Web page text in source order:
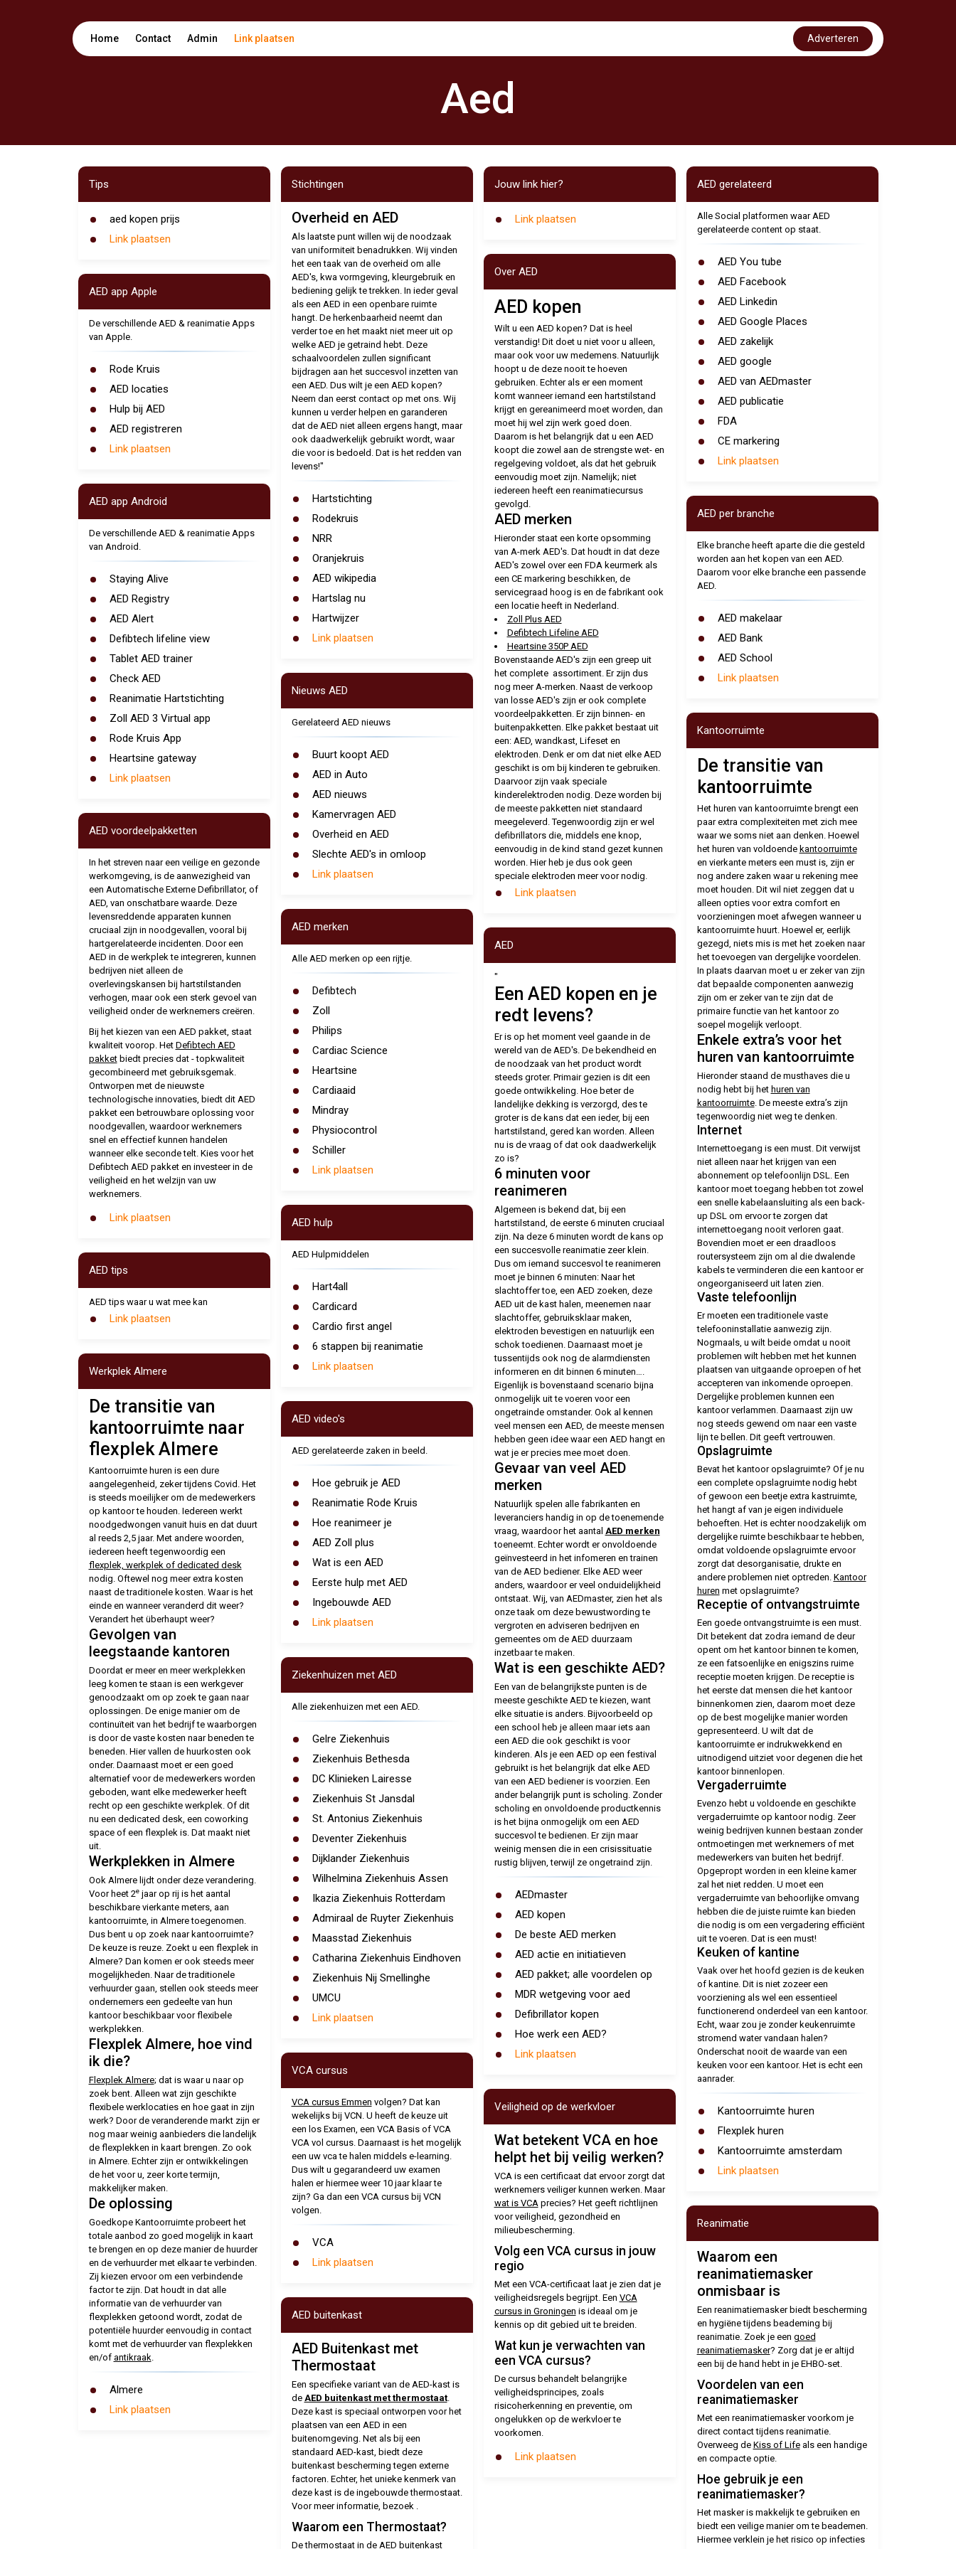
Home Contact Admin Link plaatsen Adverteren
Aed
Tips
aed kopen prijs
Link plaatsen
AED app Apple
De verschillende AED & reanimatie Apps
van Apple.
Rode Kruis
AED locaties
Hulp bij AED
AED registreren
Link plaatsen
AED app Android
De verschillende AED & reanimatie Apps
van Android.
Staying Alive
AED Registry
AED Alert
Defibtech lifeline view
Tablet AED trainer
Check AED
Reanimatie Hartstichting
Zoll AED 3 Virtual app
Rode Kruis App
Heartsine gateway
Link plaatsen
AED voordeelpakketten
In het streven naar een veilige en gezonde
werkomgeving, is de aanwezigheid van
een Automatische Externe Defibrillator, of
AED, van onschatbare waarde. Deze
levensreddende apparaten kunnen
cruciaal zijn in noodgevallen, vooral bij
hartgerelateerde incidenten. Door een
AED in de werkplek te integreren, kunnen
bedrijven niet alleen de
overlevingskansen bij hartstilstanden
verhogen, maar ook een sterk gevoel van
veiligheid onder de werknemers creëren.
Bij het kiezen van een AED pakket, staat
kwaliteit voorop. Het Defibtech AED
pakketbiedt precies dat - topkwaliteit
gecombineerd met gebruiksgemak.
Ontworpen met de nieuwste
technologische innovaties, biedt dit AED
pakket een betrouwbare oplossing voor
noodgevallen, waardoor werknemers
snel en effectief kunnen handelen
wanneer elke seconde telt. Kies voor het
Defibtech AED pakket en investeer in de
veiligheid en het welzijn van uw
werknemers.
Link plaatsen
AED tips
AED tips waar u wat mee kan
Link plaatsen
Werkplek Almere
De transitie van
kantoorruimte naar
flexplek Almere
Kantoorruimte huren is een dure
aangelegenheid, zeker tijdens Covid. Het
is steeds moeilijker om de medewerkers
op kantoor te houden. Iedereen werkt
noodgedwongen vanuit huis en dat duurt
al reeds 2,5 jaar. Met andere woorden,
iedereen heeft tegenwoordig een
flexplek, werkplek of dedicated desk
nodig. Oftewel nog meer extra kosten
naast de traditionele kosten. Waar is het
einde en wanneer veranderd dit weer?
Verandert het überhaupt weer?
Gevolgen van
leegstaande kantoren
Doordat er meer en meer werkplekken
leeg komen te staan is een werkgever
genoodzaakt om op zoek te gaan naar
oplossingen. De enige manier om de
continuïteit van het bedrijf te waarborgen
is door de vaste kosten naar beneden te
beneden. Hier vallen de huurkosten ook
onder. Daarnaast moet er een goed
alternatief voor de medewerkers worden
geboden, want elke medewerker heeft
recht op een geschikte werkplek. Of dit
nu een dedicated desk, een coworking
space of een flexplek is. Dat maakt niet
uit.
Werkplekken in Almere
Ook Almere lijdt onder deze verandering.
Voor heet 2ejaar op rij is het aantal
beschikbare vierkante meters, aan
kantoorruimte, in Almere toegenomen.
Dus bent u op zoek naar kantoorruimte?
De keuze is reuze. Zoekt u een flexplek in
Almere? Dan komen er ook steeds meer
mogelijkheden. Naar de traditionele
verhuurder gaan, stellen ook steeds meer
ondernemers een gedeelte van hun
kantoor beschikbaar voor flexibele
werkplekken.
Flexplek Almere, hoe vind
ik die?
Flexplek Almere; dat is waar u naar op
zoek bent. Alleen wat zijn geschikte
flexibele werklocaties en hoe gaat in zijn
werk? Door de veranderende markt zijn er
nog maar weinig aanbieders die landelijk
de flexplekken in kaart brengen. Zo ook
in Almere. Echter zijn er ontwikkelingen
de het voor u, zeer korte termijn,
makkelijker maken.
De oplossing
Goedkope Kantoorruimte probeert het
totale aanbod zo goed mogelijk in kaart
te brengen en op deze manier de huurder
en de verhuurder met elkaar te verbinden.
Zij kiezen ervoor om een verbindende
factor te zijn. Dat houdt in dat alle
informatie van de verhuurder van
flexplekken getoond wordt, zodat de
potentiële huurder eenvoudig in contact
komt met de verhuurder van flexplekken
en/of antikraak.
Almere
Link plaatsen
Stichtingen
Overheid en AED
Als laatste punt willen wij de noodzaak
van uniformiteit benadrukken. Wij vinden
het een taak van de overheid om alle
AED's, kwa vormgeving, kleurgebruik en
bediening gelijk te trekken. In ieder geval
als een AED in een openbare ruimte
hangt. De herkenbaarheid neemt dan
verder toe en het maakt niet meer uit op
welke AED je getraind hebt. Deze
schaalvoordelen zullen significant
bijdragen aan het succesvol inzetten van
een AED. Dus wilt je een AED kopen?
Neem dan eerst contact op met ons. Wij
kunnen u verder helpen en garanderen
dat de AED niet alleen ergens hangt, maar
ook daadwerkelijk gebruikt wordt, waar
die voor is bedoeld. Dat is het redden van
levens!"
Hartstichting
Rodekruis
NRR
Oranjekruis
AED wikipedia
Hartslag nu
Hartwijzer
Link plaatsen
Nieuws AED
Gerelateerd AED nieuws
Buurt koopt AED
AED in Auto
AED nieuws
Kamervragen AED
Overheid en AED
Slechte AED's in omloop
Link plaatsen
AED merken
Alle AED merken op een rijtje.
Defibtech
Zoll
Philips
Cardiac Science
Heartsine
Cardiaaid
Mindray
Physiocontrol
Schiller
Link plaatsen
AED hulp
AED Hulpmiddelen
Hart4all
Cardicard
Cardio first angel
6 stappen bij reanimatie
Link plaatsen
AED video's
AED gerelateerde zaken in beeld.
Hoe gebruik je AED
Reanimatie Rode Kruis
Hoe reanimeer je
AED Zoll plus
Wat is een AED
Eerste hulp met AED
Ingebouwde AED
Link plaatsen
Ziekenhuizen met AED
Alle ziekenhuizen met een AED.
Gelre Ziekenhuis
Ziekenhuis Bethesda
DC Klinieken Lairesse
Ziekenhuis St Jansdal
St. Antonius Ziekenhuis
Deventer Ziekenhuis
Dijklander Ziekenhuis
Wilhelmina Ziekenhuis Assen
Ikazia Ziekenhuis Rotterdam
Admiraal de Ruyter Ziekenhuis
Maasstad Ziekenhuis
Catharina Ziekenhuis Eindhoven
Ziekenhuis Nij Smellinghe
UMCU
Link plaatsen
VCA cursus
VCA cursus Emmen volgen? Dat kan
wekelijks bij VCN. U heeft de keuze uit
een los Examen, een VCA Basis of VCA
VCA vol cursus. Daarnaast is het mogelijk
een uw vca te halen middels e-learning.
Dus wilt u gegarandeerd uw examen
halen er hiermee weer 10 jaar klaar te
zijn? Ga dan een VCA cursus bij VCN
volgen.
VCA
Link plaatsen
AED buitenkast
AED Buitenkast met
Thermostaat
Een specifieke variant van de AED-kast is
de AED buitenkast met thermostaat.
Deze kast is speciaal ontworpen voor het
plaatsen van een AED in een
buitenomgeving. Net als bij een
standaard AED-kast, biedt deze
buitenkast bescherming tegen externe
factoren. Echter, het unieke kenmerk van
deze kast is de ingebouwde thermostaat.
Voor meer informatie, bezoek .
Waarom een Thermostaat?
De thermostaat in de AED buitenkast
Jouw link hier?
Link plaatsen
Over AED
AED kopen
Wilt u een AED kopen? Dat is heel
verstandig! Dit doet u niet voor u alleen,
maar ook voor uw medemens. Natuurlijk
hoopt u de deze nooit te hoeven
gebruiken. Echter als er een moment
komt wanneer iemand een hartstilstand
krijgt en gereanimeerd moet worden, dan
moet hij wel zijn werk goed doen.
Daarom is het belangrijk dat u een AED
koopt die zowel aan de strengste wet- en
regelgeving voldoet, als dat het gebruik
eenvoudig moet zijn. Namelijk; niet
iedereen heeft een reanimatiecursus
gevolgd.
AED merken
Hieronder staat een korte opsomming
van A-merk AED's. Dat houdt in dat deze
AED's zowel over een FDA keurmerk als
een CE markering beschikken, de
servicegraad hoog is en de fabrikant ook
een locatie heeft in Nederland.
Zoll Plus AED
Defibtech Lifeline AED
Heartsine 350P AED
Bovenstaande AED's zijn een greep uit
het complete assortiment. Er zijn dus
nog meer A-merken. Naast de verkoop
van losse AED's zijn er ook complete
voordeelpakketten. Er zijn binnen- en
buitenpakketten. Elke pakket bestaat uit
een: AED, wandkast, Lifeset en
elektroden. Denk er om dat niet elke AED
geschikt is om bij kinderen te gebruiken.
Daarvoor zijn vaak speciale
kinderelektroden nodig. Deze worden bij
de meeste pakketten niet standaard
meegeleverd. Tegenwoordig zijn er wel
defibrillators die, middels ene knop,
eenvoudig in de kind stand gezet kunnen
worden. Hier heb je dus ook geen
speciale elektroden meer voor nodig.
Link plaatsen
AED
"
Een AED kopen en je
redt levens?
Er is op het moment veel gaande in de
wereld van de AED's. De bekendheid en
de noodzaak van het product wordt
steeds groter. Primair gezien is dit een
goede ontwikkeling. Hoe beter de
landelijke dekking is verzorgd, des te
groter is de kans dat een ieder, bij een
hartstilstand, gered kan worden. Alleen
nu is de vraag of dat ook daadwerkelijk
zo is?
6 minuten voor
reanimeren
Algemeen is bekend dat, bij een
hartstilstand, de eerste 6 minuten cruciaal
zijn. Na deze 6 minuten wordt de kans op
een succesvolle reanimatie zeer klein.
Dus om iemand succesvol te reanimeren
moet je binnen 6 minuten: Naar het
slachtoffer toe, een AED zoeken, deze
AED uit de kast halen, meenemen naar
slachtoffer, gebruiksklaar maken,
elektroden bevestigen en natuurlijk een
schok toedienen. Daarnaast moet je
tussentijds ook nog de alarmdiensten
informeren en dit binnen 6 minuten….
Eigenlijk is bovenstaand scenario bijna
onmogelijk uit te voeren voor een
ongetrainde omstander. Ook al kennen
veel mensen een AED, de meeste mensen
hebben geen idee waar een AED hangt en
wat je er precies mee moet doen.
Gevaar van veel AED
merken
Natuurlijk spelen alle fabrikanten en
leveranciers handig in op de toenemende
vraag, waardoor het aantal AED merken
toeneemt. Echter wordt er onvoldoende
geïnvesteerd in het infomeren en trainen
van de AED bediener. Elke AED weer
anders, waardoor er veel onduidelijkheid
ontstaat. Wij, van AEDmaster, zien het als
onze taak om deze bewustwording te
vergroten en adviseren bedrijven en
gemeentes om de AED duurzaam
inzetbaar te maken.
Wat is een geschikte AED?
Een van de belangrijkste punten is de
meeste geschikte AED te kiezen, want
elke situatie is anders. Bijvoorbeeld op
een school heb je alleen maar iets aan
een AED die ook geschikt is voor
kinderen. Als je een AED op een festival
gebruikt is het belangrijk dat elke AED
van een AED bediener is voorzien. Een
ander belangrijk punt is scholing. Zonder
scholing en onvoldoende productkennis
is het bijna onmogelijk om een AED
succesvol te bedienen. Er zijn maar
weinig mensen die in een crisissituatie
rustig blijven, terwijl ze ongetraind zijn.
AEDmaster
AED kopen
De beste AED merken
AED actie en initiatieven
AED pakket; alle voordelen op
MDR wetgeving voor aed
Defibrillator kopen
Hoe werk een AED?
Link plaatsen
Veiligheid op de werkvloer
Wat betekent VCA en hoe
helpt het bij veilig werken?
VCA is een certificaat dat ervoor zorgt dat
werknemers veiliger kunnen werken. Maar
wat is VCAprecies? Het geeft richtlijnen
voor veiligheid, gezondheid en
milieubescherming.
Volg een VCA cursus in jouw
regio
Met een VCA-certificaat laat je zien dat je
veiligheidsregels begrijpt. Een VCA
cursus in Groningen is ideaal om je
kennis op dit gebied uit te breiden.
Wat kun je verwachten van
een VCA cursus?
De cursus behandelt belangrijke
veiligheidsprincipes, zoals
risicoherkenning en preventie, om
ongelukken op de werkvloer te
voorkomen.
Link plaatsen
AED gerelateerd
Alle Social platformen waar AED
gerelateerde content op staat.
AED You tube
AED Facebook
AED Linkedin
AED Google Places
AED zakelijk
AED google
AED van AEDmaster
AED publicatie
FDA
CE markering
Link plaatsen
AED per branche
Elke branche heeft aparte die die gesteld
worden aan het kopen van een AED.
Daarom voor elke branche een passende
AED.
AED makelaar
AED Bank
AED School
Link plaatsen
Kantoorruimte
De transitie van
kantoorruimte
Het huren van kantoorruimte brengt een
paar extra complexiteiten met zich mee
waar we soms niet aan denken. Hoewel
het huren van voldoende kantoorruimte
en vierkante meters een must is, zijn er
nog andere zaken waar u rekening mee
moet houden. Dit wil niet zeggen dat u
alleen opties voor extra comfort en
voorzieningen moet afwegen wanneer u
kantoorruimte huurt. Hoewel er, eerlijk
gezegd, niets mis is met het zoeken naar
het toevoegen van dergelijke voordelen.
In plaats daarvan moet u er zeker van zijn
dat bepaalde componenten aanwezig
zijn om er zeker van te zijn dat de
primaire functie van het kantoor zo
soepel mogelijk verloopt.
Enkele extra’s voor het
huren van kantoorruimte
Hieronder staand de musthaves die u
nodig hebt bij het huren van
kantoorruimte. De meeste extra’s zijn
tegenwoordig niet weg te denken.
Internet
Internettoegang is een must. Dit verwijst
niet alleen naar het krijgen van een
abonnement op telefoonlijn DSL. Een
kantoor moet toegang hebben tot zowel
een snelle kabelaansluiting als een back-
up DSL om ervoor te zorgen dat
internettoegang nooit verloren gaat.
Bovendien moet er een draadloos
routersysteem zijn om al die dwalende
kabels te verminderen die een kantoor er
ongeorganiseerd uit laten zien.
Vaste telefoonlijn
Er moeten een traditionele vaste
telefooninstallatie aanwezig zijn.
Nogmaals, u wilt beide omdat u nooit
problemen wilt hebben met het kunnen
plaatsen van uitgaande oproepen of het
accepteren van inkomende oproepen.
Dergelijke problemen kunnen een
kantoor verlammen. Daarnaast zijn uw
nog steeds gewend om naar een vaste
lijn te bellen. Dit geeft vertrouwen.
Opslagruimte
Bevat het kantoor opslagruimte? Of je nu
een complete opslagruimte nodig hebt
of gewoon een beetje extra kastruimte,
het hangt af van je eigen individuele
behoeften. Het is echter noodzakelijk om
dergelijke ruimte beschikbaar te hebben,
omdat voldoende opslagruimte ervoor
zorgt dat desorganisatie, drukte en
andere problemen niet optreden. Kantoor
huren met opslagruimte?
Receptie of ontvangstruimte
Een goede ontvangstruimte is een must.
Dit betekent dat zodra iemand de deur
opent om het kantoor binnen te komen,
ze een fatsoenlijke en enigszins ruime
receptie moeten krijgen. De receptie is
het eerste dat mensen die het kantoor
binnenkomen zien, daarom moet deze
op de best mogelijke manier worden
gepresenteerd. U wilt dat de
kantoorruimte er indrukwekkend en
uitnodigend uitziet voor degenen die het
kantoor binnenlopen.
Vergaderruimte
Evenzo hebt u voldoende en geschikte
vergaderruimte op kantoor nodig. Zeer
weinig bedrijven kunnen bestaan zonder
ontmoetingen met werknemers of met
medewerkers van buiten het bedrijf.
Opgepropt worden in een kleine kamer
zal het niet redden. U moet een
vergaderruimte van behoorlijke omvang
hebben die de juiste ruimte kan bieden
die nodig is om een vergadering efficiënt
uit te voeren. Dat is een must!
Keuken of kantine
Vaak over het hoofd gezien is de keuken
of kantine. Dit is niet zozeer een
voorziening als wel een essentieel
functionerend onderdeel van een kantoor.
Echt, waar zou je zonder keukenruimte
stromend water vandaan halen?
Onderschat nooit de waarde van een
keuken voor een kantoor. Het is echt een
aanrader.
Kantoorruimte huren
Flexplek huren
Kantoorruimte amsterdam
Link plaatsen
Reanimatie
Waarom een
reanimatiemasker
onmisbaar is
Een reanimatiemasker biedt bescherming
en hygiëne tijdens beademing bij
reanimatie. Zoek je een goed
reanimatiemasker? Zorg dat je er altijd
een bij de hand hebt in je EHBO-set.
Voordelen van een
reanimatiemasker
Met een reanimatiemasker voorkom je
direct contact tijdens reanimatie.
Overweeg de Kiss of Lifeals een handige
en compacte optie.
Hoe gebruik je een
reanimatiemasker?
Het masker is makkelijk te gebruiken en
biedt een veilige manier om te beademen.
Hiermee verklein je het risico op infecties